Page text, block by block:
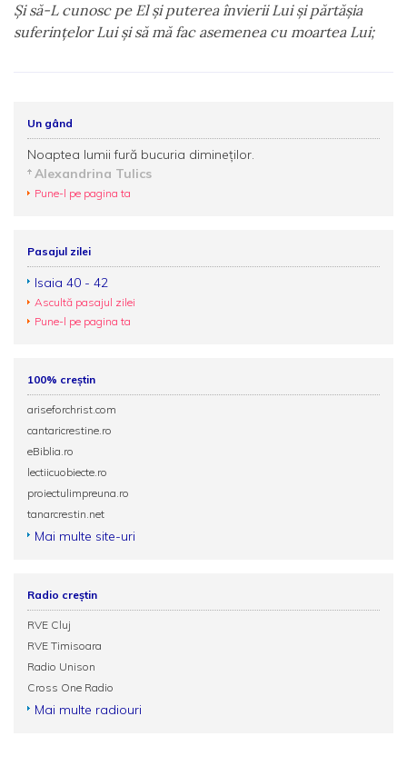
Şi să-L cunosc pe El şi puterea învierii Lui şi părtăşia
suferinţelor Lui şi să mă fac asemenea cu moartea Lui;
Un gând
Noaptea lumii fură bucuria dimineților.
Alexandrina Tulics
Pune-l pe pagina ta
Pasajul zilei
Isaia 40 - 42
Ascultă pasajul zilei
Pune-l pe pagina ta
100% creștin
ariseforchrist.com
cantaricrestine.ro
eBiblia.ro
lectiicuobiecte.ro
proiectulimpreuna.ro
tanarcrestin.net
Mai multe site-uri
Radio creștin
RVE Cluj
RVE Timisoara
Radio Unison
Cross One Radio
Mai multe radiouri